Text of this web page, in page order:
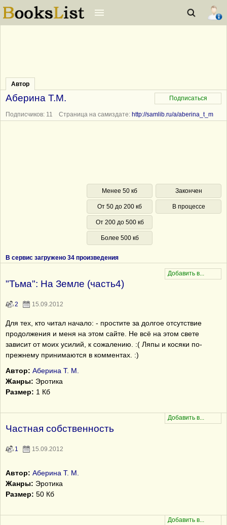
Автор
Аберина Т.М.
Подписчиков: 11 Страница на самиздате: http://samlib.ru/a/aberina_t_m
Менее 50 кб
От 50 до 200 кб
От 200 до 500 кб
Более 500 кб
Закончен
В процессе
В сервис загружено 34 произведения
"Тьма": На Земле (часть4)
2 15.09.2012
Для тех, кто читал начало: - простите за долгое отсутствие
продолжения и меня на этом сайте. Не всё на этом свете
зависит от моих усилий, к сожалению. :( Ляпы и косяки по-
прежнему принимаются в комментах. :)
Автор: Аберина Т. М.
Жанры: Эротика
Размер: 1 Кб
Частная собственность
1 15.09.2012
Автор: Аберина Т. М.
Жанры: Эротика
Размер: 50 Кб